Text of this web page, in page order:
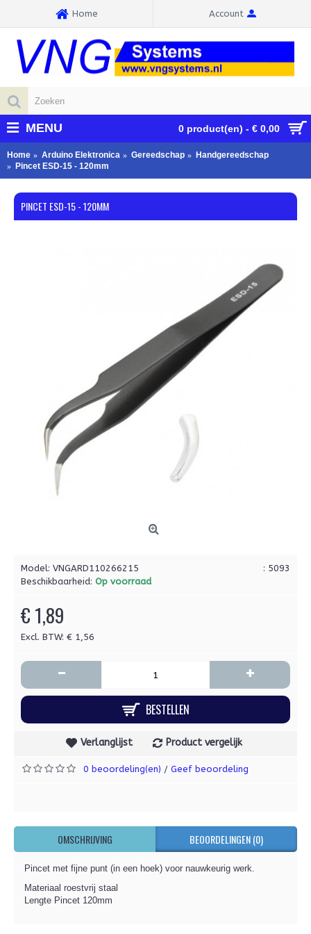
Home Account
0 product(en) - € 0,00
MENU
Home Arduino Elektronica Gereedschap
Handgereedschap
Pincet ESD-15 - 120mm
PINCET ESD-15 - 120MM
: 5093
Model: VNGARD110266215
Beschikbaarheid: Op voorraad
€ 1,89
Excl. BTW: € 1,56
- +
BESTELLEN
Verlanglijst Product vergelijk
0 beoordeling(en) / Geef beoordeling
OMSCHRIJVING BEOORDELINGEN (0)
Pincet met fijne punt (in een hoek) voor nauwkeurig werk.
Materiaal roestvrij staal
Lengte Pincet 120mm